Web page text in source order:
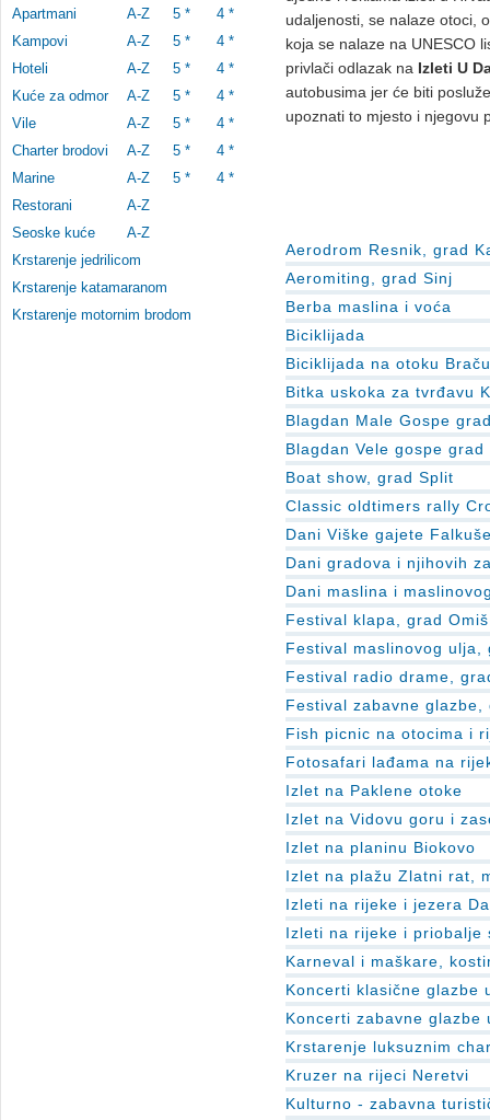
Apartmani A-Z 5 *
4 *
Kampovi
A-Z 5 *
4 *
Hoteli
A-Z 5 *
4 *
Kuće za odmor
A-Z 5 *
4 *
Vile
A-Z 5 *
4 *
Charter brodovi
A-Z 5 *
4 *
Marine
A-Z 5 *
4 *
Restorani
A-Z
Seoske kuće
A-Z
Krstarenje jedrilicom
Krstarenje katamaranom
Krstarenje motornim brodom
udaljenosti, se nalaze otoci,
koja se nalaze na UNESCO
privlači odlazak na Izleti U
autobusima jer će biti
upoznati to mjesto i njegovu
Aerodrom Resnik, grad
Aeromiting, grad Sinj
Berba maslina i voća
Biciklijada
Biciklijada na otoku Braču
Bitka uskoka za tvrđavu
Blagdan Male Gospe
Blagdan Vele gospe grad
Boat show, grad Split
Classic oldtimers rally
Dani Viške gajete
Dani gradova i njihovih
Dani maslina i
Festival klapa, grad Omiš
Festival maslinovog
Festival radio drame,
Festival zabavne glazbe,
Fish picnic na otocima i
Fotosafari lađama na
Izlet na Paklene otoke
Izlet na Vidovu goru i
Izlet na planinu Biokovo
Izlet na plažu Zlatni rat,
Izleti na rijeke i jezera
Izleti na rijeke i priobalje
Karneval i maškare,
Koncerti klasične glazbe
Koncerti zabavne glazbe
Krstarenje luksuznim
Kruzer na rijeci Neretvi
Kulturno - zabavna